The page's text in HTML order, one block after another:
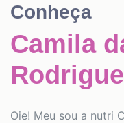
Conheça
Camila
Oie! Meu sou a nutri